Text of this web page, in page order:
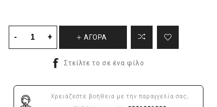
ΑΓΟΡΑ
Χρειάζεστε βοήθεια με την παραγγελία σας;